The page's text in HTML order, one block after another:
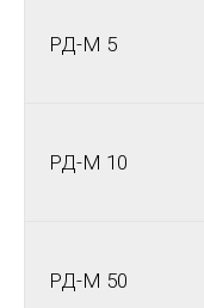
РД-М 5
РД-М 10
РД-М 50